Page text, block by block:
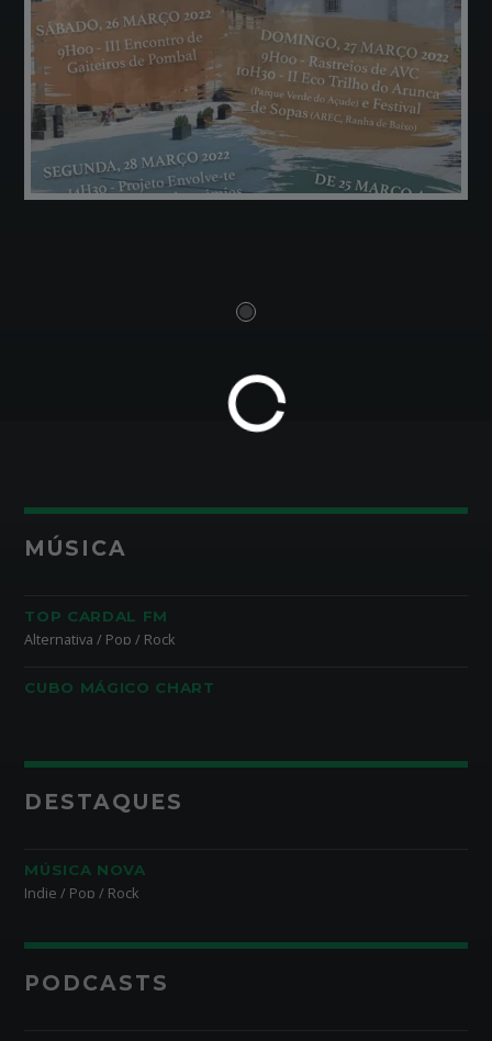
MÚSICA
TOP CARDAL FM
Alternativa / Pop / Rock
CUBO MÁGICO CHART
DESTAQUES
MÚSICA NOVA
Indie / Pop / Rock
PODCASTS